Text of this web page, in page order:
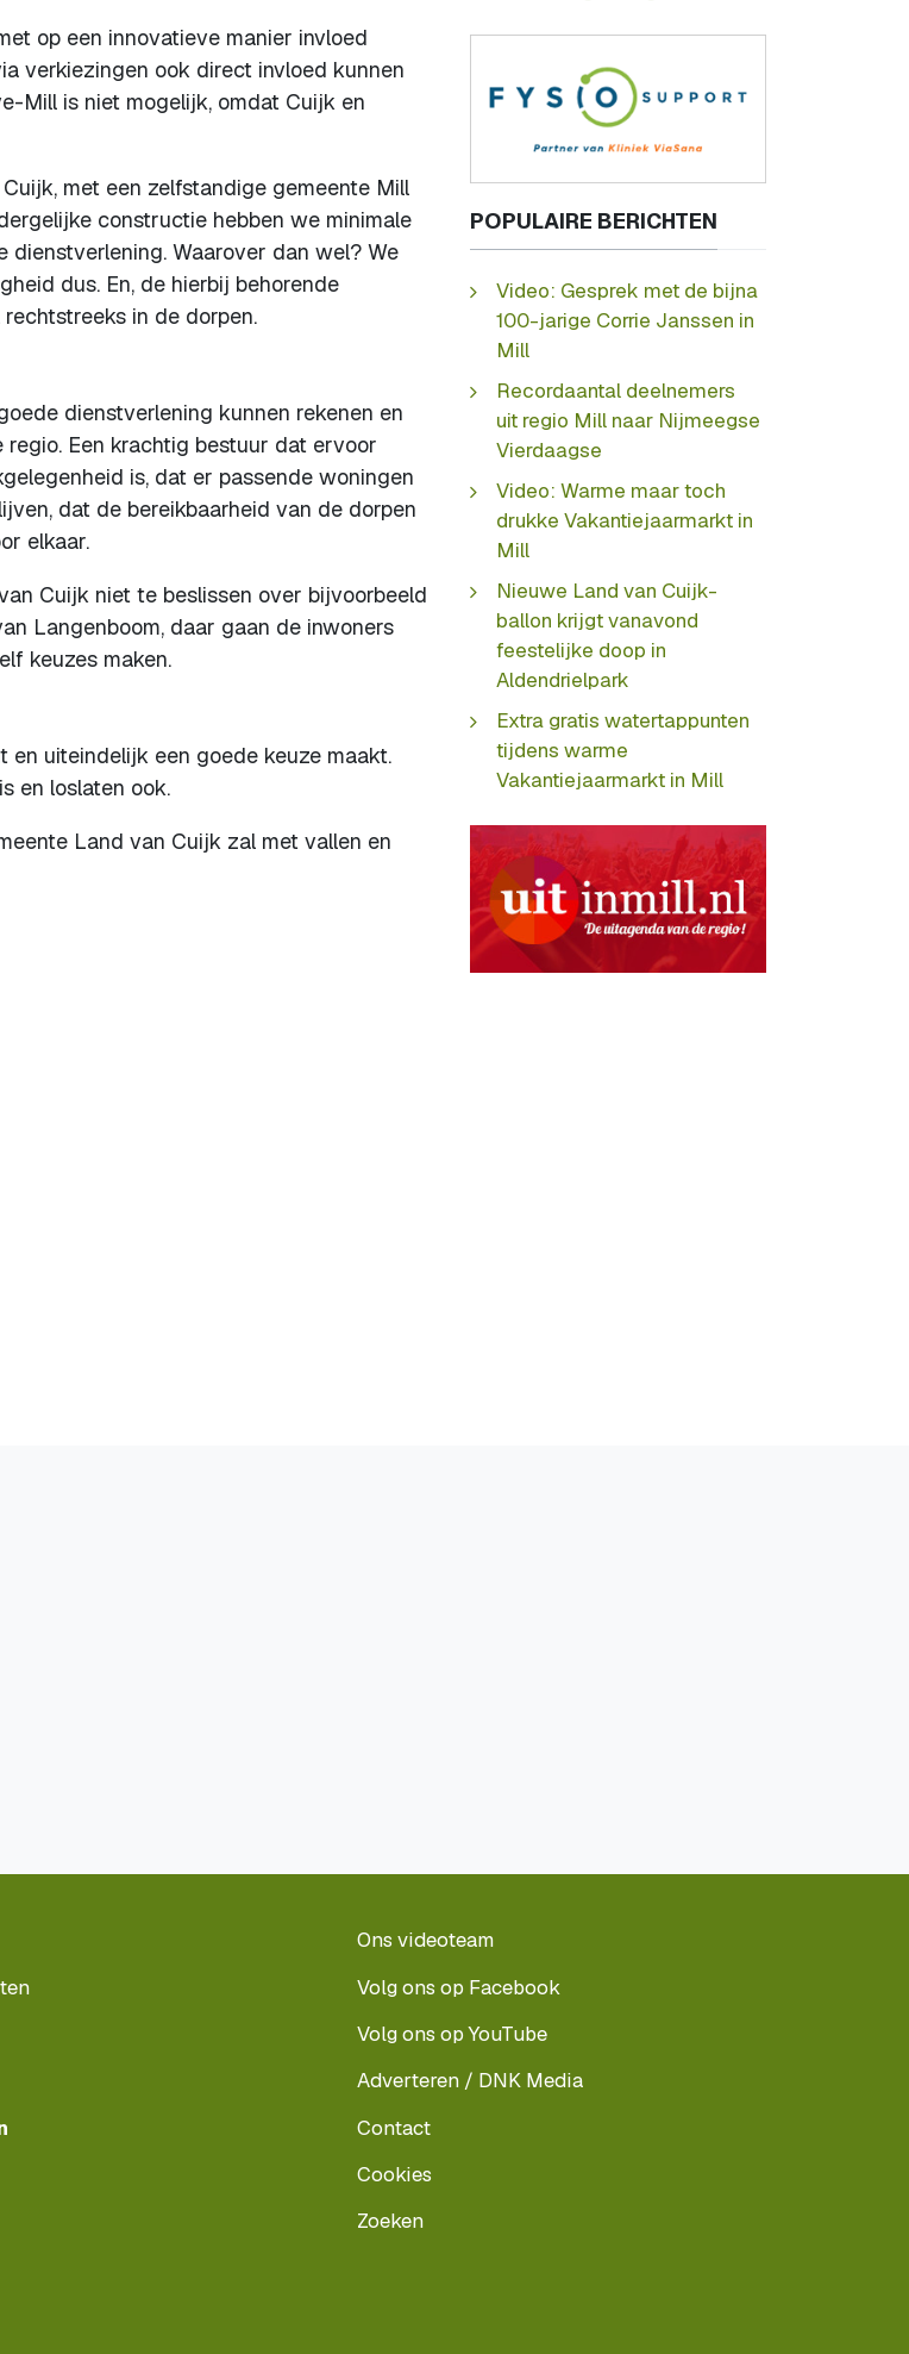
op een innovatieve manier invloed
verkiezingen ook direct invloed kunnen
Mill is niet mogelijk, omdat Cuijk en
met een zelfstandige gemeente Mill
constructie hebben we minimale
Waarover dan wel? We
dus. En, de hierbij behorende
in de dorpen.
dienstverlening kunnen rekenen en
Een krachtig bestuur dat ervoor
is, dat er passende woningen
dat de bereikbaarheid van de dorpen
elkaar.
Cuijk niet te beslissen over bijvoorbeeld
Langenboom, daar gaan de inwoners
keuzes maken.
uiteindelijk een goede keuze maakt.
en loslaten ook.
Land van Cuijk zal met vallen en
POPULAIRE BERICHTEN
Video: Gesprek met de bijna
100-jarige Corrie Janssen in
Mill
Recordaantal deelnemers
uit regio Mill naar Nijmeegse
Vierdaagse
Video: Warme maar toch
drukke Vakantiejaarmarkt in
Mill
Nieuwe Land van Cuijk-
ballon krijgt vanavond
feestelijke doop in
Aldendrielpark
Extra gratis watertappunten
tijdens warme
Vakantiejaarmarkt in Mill
Ons videoteam
Volg ons op Facebook
Volg ons op YouTube
Adverteren / DNK Media
Contact
Cookies
Zoeken